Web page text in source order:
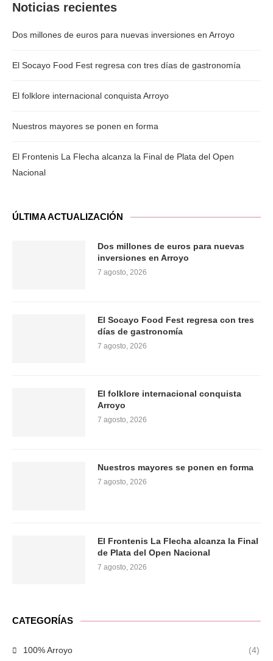
Noticias recientes
Dos millones de euros para nuevas inversiones en Arroyo
El Socayo Food Fest regresa con tres días de gastronomía
El folklore internacional conquista Arroyo
Nuestros mayores se ponen en forma
El Frontenis La Flecha alcanza la Final de Plata del Open
Nacional
ÚLTIMA ACTUALIZACIÓN
Dos millones de euros para nuevas
inversiones en Arroyo
7 agosto, 2026
El Socayo Food Fest regresa con tres
días de gastronomía
7 agosto, 2026
El folklore internacional conquista
Arroyo
7 agosto, 2026
Nuestros mayores se ponen en forma
7 agosto, 2026
El Frontenis La Flecha alcanza la Final
de Plata del Open Nacional
7 agosto, 2026
CATEGORÍAS
100% Arroyo (4)